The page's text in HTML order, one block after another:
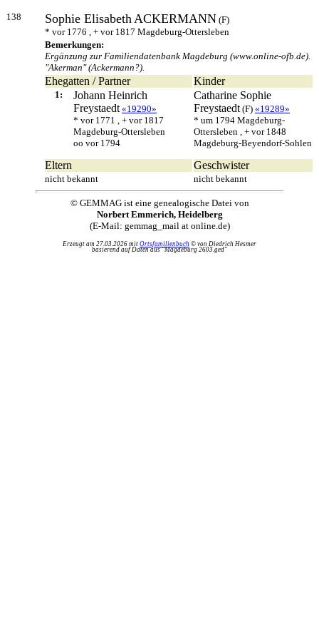
138 Sophie ElisabethACKERMANN (F)
* vor 1776 , + vor 1817 Magdeburg-Ottersleben
Bemerkungen:
Ergänzung zur Familiendatenbank Magdeburg (www.online-ofb.de).
"Akerman" (Ackermann?).
Ehegatten / Partner Kinder
1:
Johann Heinrich
Freystaedt «19290»
* vor 1771 , + vor 1817
Magdeburg-Ottersleben
oo vor 1794
Catharine Sophie
Freystaedt(F) «19289»
* um 1794 Magdeburg-
Ottersleben , + vor 1848
Magdeburg-Beyendorf-Sohlen
Eltern Geschwister
nicht bekannt nicht bekannt
© GEMMAG ist eine genealogische Datei von
Norbert Emmerich, Heidelberg
(E-Mail: gemmag_mail at online.de)
Erzeugt am 27.03.2026 mit Ortsfamilienbuch © von Diedrich Hesmer
basierend auf Daten aus "Magdeburg 2603.ged"